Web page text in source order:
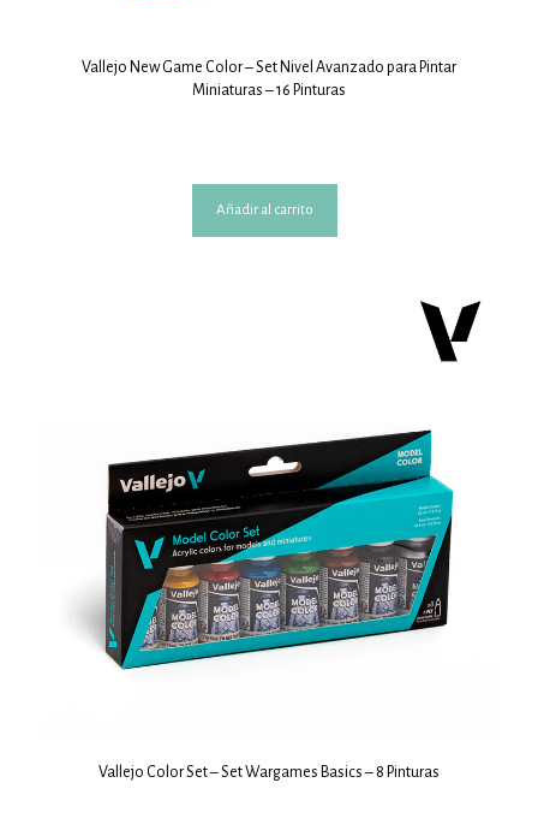
Vallejo New Game Color – Set Nivel Avanzado para Pintar
Miniaturas – 16 Pinturas
Añadir al carrito
Vallejo Color Set – Set Wargames Basics – 8 Pinturas